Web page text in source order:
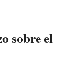
sobre el